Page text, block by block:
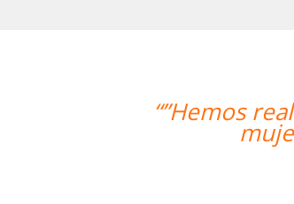
realizado nuestra
mujer encantadora,